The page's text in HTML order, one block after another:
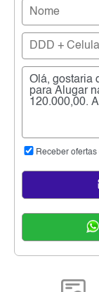
Receber